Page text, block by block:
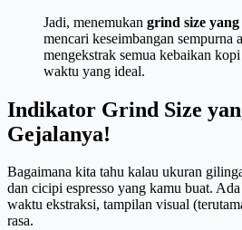
Jadi, menemukan grind size
mencari keseimbangan sempurna
mengekstrak semua kebaikan
waktu yang ideal.
Indikator Grind Size
Gejalanya!
Bagaimana kita tahu kalau ukuran
dan cicipi espresso yang kamu buat.
waktu ekstraksi, tampilan visual
rasa.